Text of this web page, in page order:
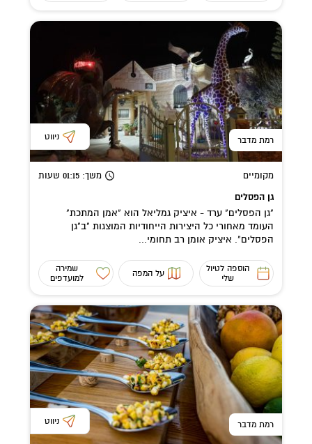
רמת מדבר ניווט
מקומיים משך: 01:15 שעות
גן הפסלים
"גן הפסלים" ערד - איציק גמליאל הוא "אמן המתכת"
העומד מאחורי כל היצירות הייחודיות המוצגות "ב"גן
הפסלים". איציק אומן רב תחומי...
הוספה לטיול
שלי
על המפה
שמירה
למועדפים
רמת מדבר ניווט